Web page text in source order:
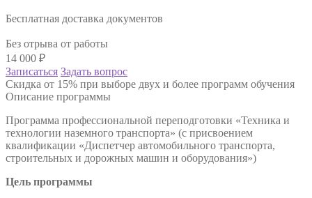
Бесплатная доставка документов
Без отрыва от работы
14 000 ₽
Записаться Задать вопрос
Скидка от 15% при выборе двух и более программ обучения
Описание программы
Программа профессиональной переподготовки «Техника и
технологии наземного транспорта» (с присвоением
квалификации «Диспетчер автомобильного транспорта,
строительных и дорожных машин и оборудования»)
Цель программы